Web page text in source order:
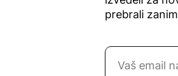
prebrali
Naročite se